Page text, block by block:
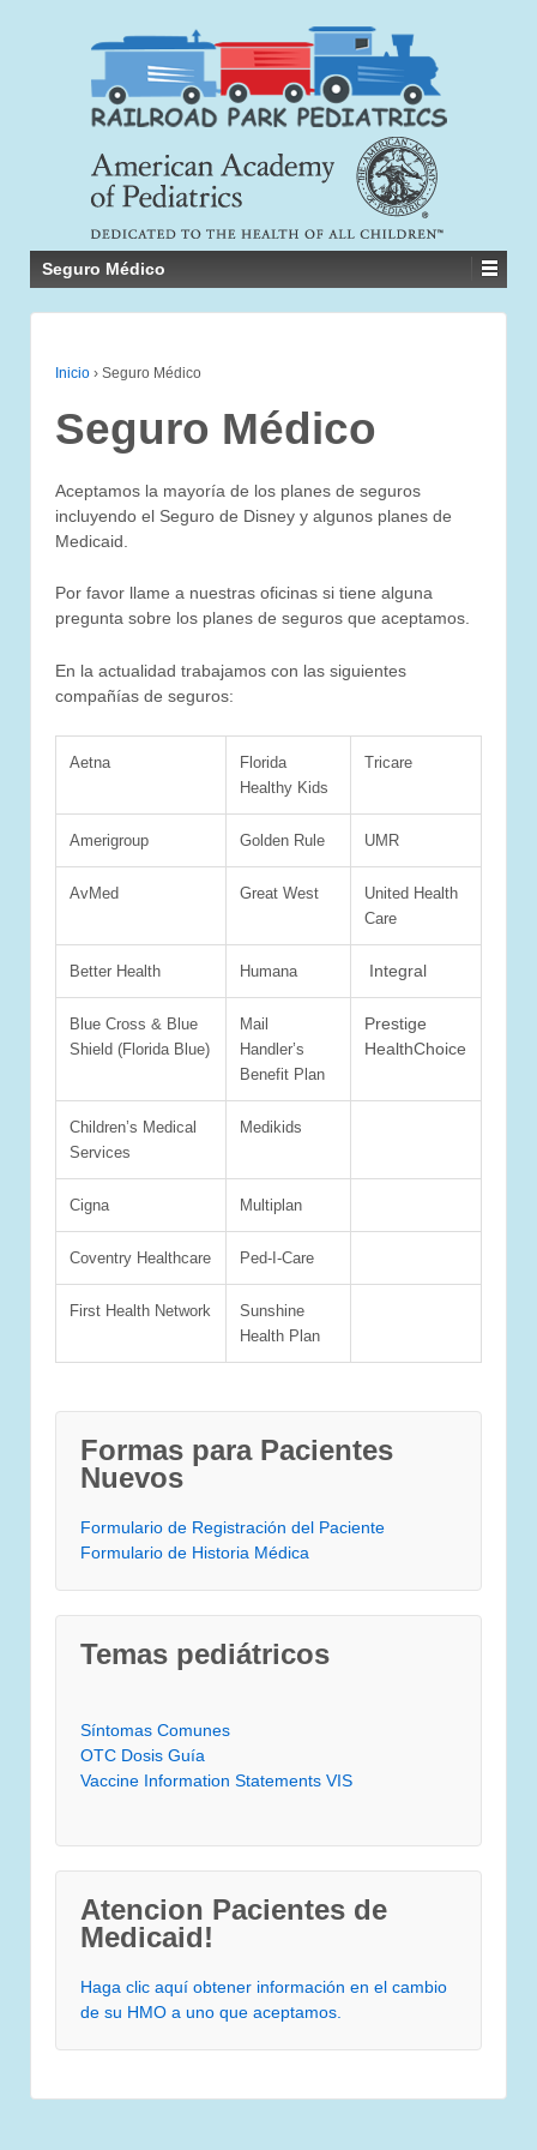
Seguro Médico
Inicio › Seguro Médico
Seguro Médico
Aceptamos la mayoría de los planes de seguros
incluyendo el Seguro de Disney y algunos planes de
Medicaid.
Por favor llame a nuestras oficinas si tiene alguna
pregunta sobre los planes de seguros que aceptamos.
En la actualidad trabajamos con las siguientes
compañías de seguros:
Aetna
Florida
Healthy Kids
Tricare
Amerigroup Golden Rule UMR
AvMed Great West
United Health
Care
Better Health Humana Integral
Blue Cross & Blue
Shield (Florida Blue)
Mail
Handler’s
Benefit Plan
Prestige
HealthChoice
Children’s Medical
Services
Medikids
Cigna Multiplan
Coventry Healthcare Ped-I-Care
First Health Network
Sunshine
Health Plan
Formas para Pacientes
Nuevos
Formulario de Registración del Paciente
Formulario de Historia Médica
Temas pediátricos
Síntomas Comunes
OTC Dosis Guía
Vaccine Information Statements VIS
Atencion Pacientes de
Medicaid!
Haga clic aquí obtener información en el cambio
de su HMO a uno que aceptamos.